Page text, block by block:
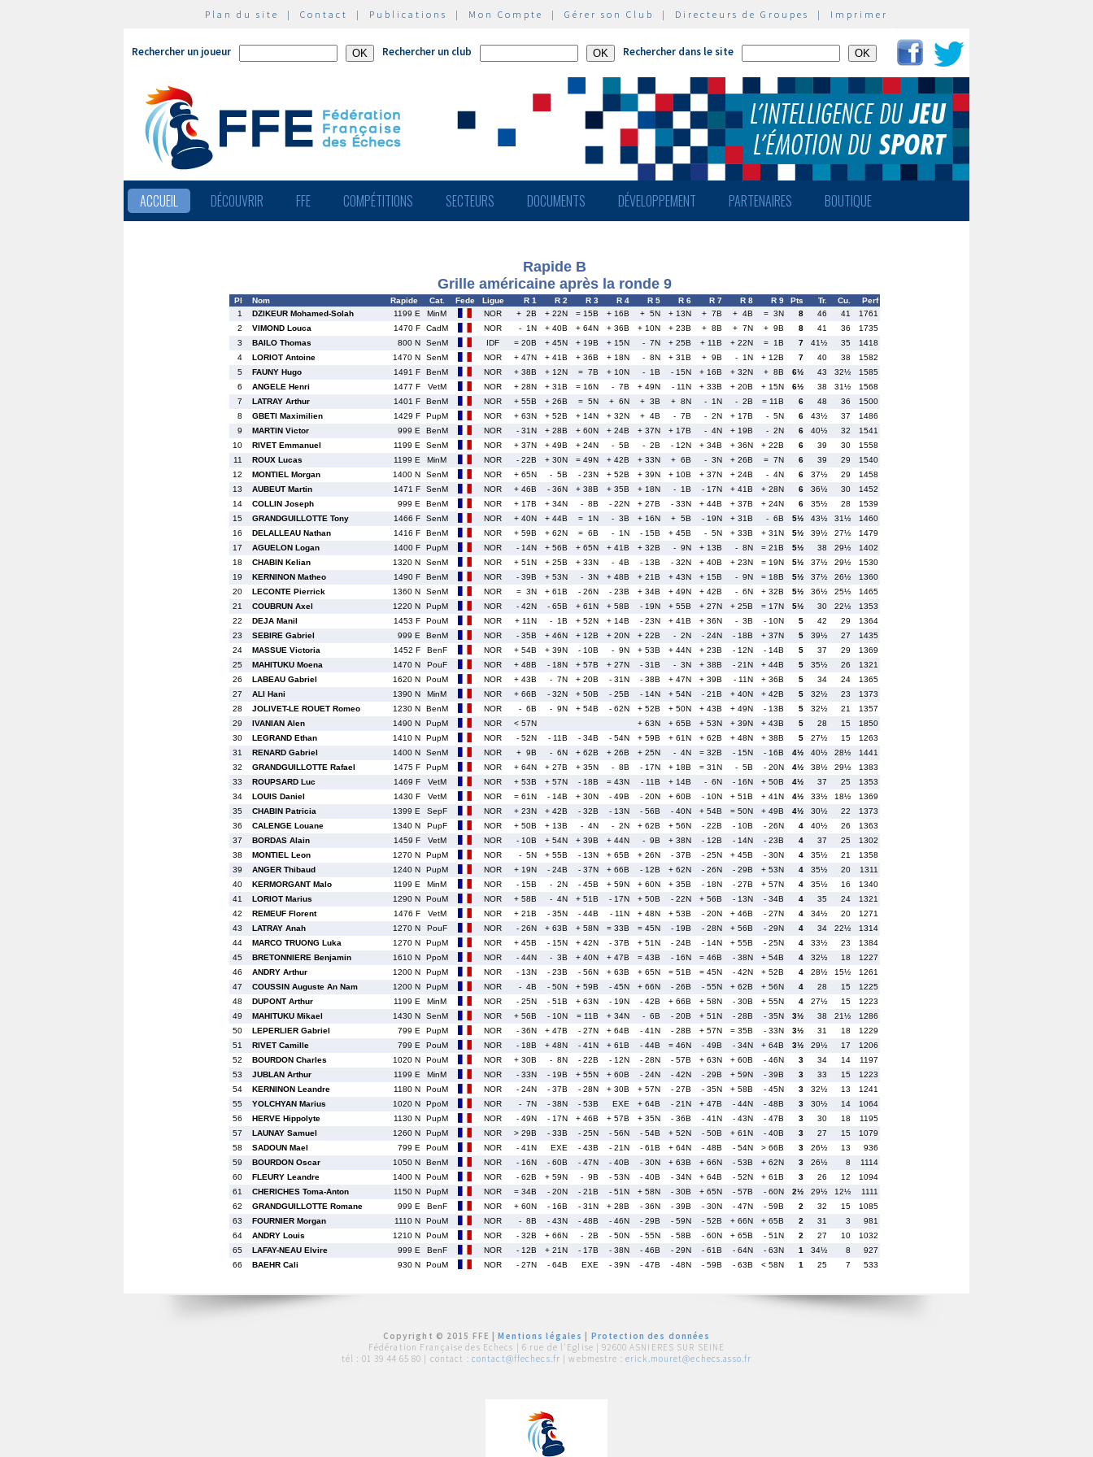
Plan du site | Contact | Publications | Mon Compte | Gérer son Club | Directeurs de Groupes | Imprimer
Rechercher un joueur Rechercher un club Rechercher dans le site
ACCUEIL DÉCOUVRIR FFE COMPÉTITIONS SECTEURS DOCUMENTS DÉVELOPPEMENT PARTENAIRES BOUTIQUE
Rapide B
Grille américaine après la ronde 9
Pl Nom Rapide Cat. Fede Ligue R 1 R 2 R 3 R 4 R 5 R 6 R 7 R 8 R 9 Pts Tr. Cu.
Perf
1
DZIKEUR Mohamed-Solah 1199 E MinM NOR + 2B + 22N = 15B + 16B + 5N + 13N + 7B + 4B = 3N 8 46 41
1761
2
VIMOND Louca 1470 F CadM NOR - 1N + 40B + 64N + 36B + 10N + 23B + 8B + 7N + 9B 8 41 36
1735
3
BAILO Thomas 800 N SenM IDF = 20B + 45N + 19B + 15N - 7N + 25B + 11B + 22N = 1B 7 41½ 35
1418
4
LORIOT Antoine 1470 N SenM NOR + 47N + 41B + 36B + 18N - 8N + 31B + 9B - 1N + 12B 7 40 38
1582
5
FAUNY Hugo 1491 F BenM NOR + 38B + 12N = 7B + 10N - 1B - 15N + 16B + 32N + 8B 6½ 43 32½
1585
6
ANGELE Henri 1477 F VetM NOR + 28N + 31B = 16N - 7B + 49N - 11N + 33B + 20B + 15N 6½ 38 31½
1568
7
LATRAY Arthur 1401 F BenM NOR + 55B + 26B = 5N + 6N + 3B + 8N - 1N - 2B = 11B 6 48 36
1500
8
GBETI Maximilien 1429 F PupM NOR + 63N + 52B + 14N + 32N + 4B - 7B - 2N + 17B - 5N 6 43½ 37
1486
9
MARTIN Victor 999 E BenM NOR - 31N + 28B + 60N + 24B + 37N + 17B - 4N + 19B - 2N 6 40½ 32
1541
10
RIVET Emmanuel 1199 E SenM NOR + 37N + 49B + 24N - 5B - 2B - 12N + 34B + 36N + 22B 6 39 30
1558
11
ROUX Lucas 1199 E MinM NOR - 22B + 30N = 49N + 42B + 33N + 6B - 3N + 26B = 7N 6 39 29
1540
12
MONTIEL Morgan 1400 N SenM NOR + 65N - 5B - 23N + 52B + 39N + 10B + 37N + 24B - 4N 6 37½ 29
1458
13
AUBEUT Martin 1471 F SenM NOR + 46B - 36N + 38B + 35B + 18N - 1B - 17N + 41B + 28N 6 36½ 30
1452
14
COLLIN Joseph 999 E BenM NOR + 17B + 34N - 8B - 22N + 27B - 33N + 44B + 37B + 24N 6 35½ 28
1539
15
GRANDGUILLOTTE Tony 1466 F SenM NOR + 40N + 44B = 1N - 3B + 16N + 5B - 19N + 31B - 6B 5½ 43½ 31½
1460
16
DELALLEAU Nathan 1416 F BenM NOR + 59B + 62N = 6B - 1N - 15B + 45B - 5N + 33B + 31N 5½ 39½ 27½
1479
17
AGUELON Logan 1400 F PupM NOR - 14N + 56B + 65N + 41B + 32B - 9N + 13B - 8N = 21B 5½ 38 29½
1402
18
CHABIN Kelian 1320 N SenM NOR + 51N + 25B + 33N - 4B - 13B - 32N + 40B + 23N = 19N 5½ 37½ 29½
1530
19
KERNINON Matheo 1490 F BenM NOR - 39B + 53N - 3N + 48B + 21B + 43N + 15B - 9N = 18B 5½ 37½ 26½
1360
20
LECONTE Pierrick 1360 N SenM NOR = 3N + 61B - 26N - 23B + 34B + 49N + 42B - 6N + 32B 5½ 36½ 25½
1465
21
COUBRUN Axel 1220 N PupM NOR - 42N - 65B + 61N + 58B - 19N + 55B + 27N + 25B = 17N 5½ 30 22½
1353
22
DEJA Manil 1453 F PouM NOR + 11N - 1B + 52N + 14B - 23N + 41B + 36N - 3B - 10N 5 42 29
1364
23
SEBIRE Gabriel 999 E BenM NOR - 35B + 46N + 12B + 20N + 22B - 2N - 24N - 18B + 37N 5 39½ 27
1435
24
MASSUE Victoria 1452 F BenF NOR + 54B + 39N - 10B - 9N + 53B + 44N + 23B - 12N - 14B 5 37 29
1369
25
MAHITUKU Moena 1470 N PouF NOR + 48B - 18N + 57B + 27N - 31B - 3N + 38B - 21N + 44B 5 35½ 26
1321
26
LABEAU Gabriel 1620 N PouM NOR + 43B - 7N + 20B - 31N - 38B + 47N + 39B - 11N + 36B 5 34 24
1365
27
ALI Hani 1390 N MinM NOR + 66B - 32N + 50B - 25B - 14N + 54N - 21B + 40N + 42B 5 32½ 23
1373
28
JOLIVET-LE ROUET Romeo 1230 N BenM NOR - 6B - 9N + 54B - 62N + 52B + 50N + 43B + 49N - 13B 5 32½ 21
1357
29
IVANIAN Alen 1490 N PupM NOR < 57N + 63N + 65B + 53N + 39N + 43B 5 28 15
1850
30
LEGRAND Ethan 1410 N PupM NOR - 52N - 11B - 34B - 54N + 59B + 61N + 62B + 48N + 38B 5 27½ 15
1263
31
RENARD Gabriel 1400 N SenM NOR + 9B - 6N + 62B + 26B + 25N - 4N = 32B - 15N - 16B 4½ 40½ 28½
1441
32
GRANDGUILLOTTE Rafael 1475 F PupM NOR + 64N + 27B + 35N - 8B - 17N + 18B = 31N - 5B - 20N 4½ 38½ 29½
1383
33
ROUPSARD Luc 1469 F VetM NOR + 53B + 57N - 18B = 43N - 11B + 14B - 6N - 16N + 50B 4½ 37 25
1353
34
LOUIS Daniel 1430 F VetM NOR = 61N - 14B + 30N - 49B - 20N + 60B - 10N + 51B + 41N 4½ 33½ 18½
1369
35
CHABIN Patricia 1399 E SepF NOR + 23N + 42B - 32B - 13N - 56B - 40N + 54B = 50N + 49B 4½ 30½ 22
1373
36
CALENGE Louane 1340 N PupF NOR + 50B + 13B - 4N - 2N + 62B + 56N - 22B - 10B - 26N 4 40½ 26
1363
37
BORDAS Alain 1459 F VetM NOR - 10B + 54N + 39B + 44N - 9B + 38N - 12B - 14N - 23B 4 37 25
1302
38
MONTIEL Leon 1270 N PupM NOR - 5N + 55B - 13N + 65B + 26N - 37B - 25N + 45B - 30N 4 35½ 21
1358
39
ANGER Thibaud 1240 N PupM NOR + 19N - 24B - 37N + 66B - 12B + 62N - 26N - 29B + 53N 4 35½ 20
1311
40
KERMORGANT Malo 1199 E MinM NOR - 15B - 2N - 45B + 59N + 60N + 35B - 18N - 27B + 57N 4 35½ 16
1340
41
LORIOT Marius 1290 N PouM NOR + 58B - 4N + 51B - 17N + 50B - 22N + 56B - 13N - 34B 4 35 24
1321
42
REMEUF Florent 1476 F VetM NOR + 21B - 35N - 44B - 11N + 48N + 53B - 20N + 46B - 27N 4 34½ 20
1271
43
LATRAY Anah 1270 N PouF NOR - 26N + 63B + 58N = 33B = 45N - 19B - 28N + 56B - 29N 4 34 22½
1314
44
MARCO TRUONG Luka 1270 N PupM NOR + 45B - 15N + 42N - 37B + 51N - 24B - 14N + 55B - 25N 4 33½ 23
1384
45
BRETONNIERE Benjamin 1610 N PpoM NOR - 44N - 3B + 40N + 47B = 43B - 16N = 46B - 38N + 54B 4 32½ 18
1227
46
ANDRY Arthur 1200 N PupM NOR - 13N - 23B - 56N + 63B + 65N = 51B = 45N - 42N + 52B 4 28½ 15½
1261
47
COUSSIN Auguste An Nam 1200 N PupM NOR - 4B - 50N + 59B - 45N + 66N - 26B - 55N + 62B + 56N 4 28 15
1225
48
DUPONT Arthur 1199 E MinM NOR - 25N - 51B + 63N - 19N - 42B + 66B + 58N - 30B + 55N 4 27½ 15
1223
49
MAHITUKU Mikael 1430 N SenM NOR + 56B - 10N = 11B + 34N - 6B - 20B + 51N - 28B - 35N 3½ 38 21½
1286
50
LEPERLIER Gabriel 799 E PupM NOR - 36N + 47B - 27N + 64B - 41N - 28B + 57N = 35B - 33N 3½ 31 18
1229
51
RIVET Camille 799 E PouM NOR - 18B + 48N - 41N + 61B - 44B = 46N - 49B - 34N + 64B 3½ 29½ 17
1206
52
BOURDON Charles 1020 N PouM NOR + 30B - 8N - 22B - 12N - 28N - 57B + 63N + 60B - 46N 3 34 14
1197
53
JUBLAN Arthur 1199 E MinM NOR - 33N - 19B + 55N + 60B - 24N - 42N - 29B + 59N - 39B 3 33 15
1223
54
KERNINON Leandre 1180 N PouM NOR - 24N - 37B - 28N + 30B + 57N - 27B - 35N + 58B - 45N 3 32½ 13
1241
55
YOLCHYAN Marius 1020 N PpoM NOR - 7N - 38N - 53B EXE + 64B - 21N + 47B - 44N - 48B 3 30½ 14
1064
56
HERVE Hippolyte 1130 N PupM NOR - 49N - 17N + 46B + 57B + 35N - 36B - 41N - 43N - 47B 3 30 18
1195
57
LAUNAY Samuel 1260 N PupM NOR > 29B - 33B - 25N - 56N - 54B + 52N - 50B + 61N - 40B 3 27 15
1079
58
SADOUN Mael 799 E PouM NOR - 41N EXE - 43B - 21N - 61B + 64N - 48B - 54N > 66B 3 26½ 13
936
59
BOURDON Oscar 1050 N BenM NOR - 16N - 60B - 47N - 40B - 30N + 63B + 66N - 53B + 62N 3 26½ 8
1114
60
FLEURY Leandre 1400 N PouM NOR - 62B + 59N - 9B - 53N - 40B - 34N + 64B - 52N + 61B 3 26 12
1094
61
CHERICHES Toma-Anton 1150 N PupM NOR = 34B - 20N - 21B - 51N + 58N - 30B + 65N - 57B - 60N 2½ 29½ 12½
1111
62
GRANDGUILLOTTE Romane 999 E BenF NOR + 60N - 16B - 31N + 28B - 36N - 39B - 30N - 47N - 59B 2 32 15
1085
63
FOURNIER Morgan 1110 N PouM NOR - 8B - 43N - 48B - 46N - 29B - 59N - 52B + 66N + 65B 2 31 3
981
64
ANDRY Louis 1210 N PouM NOR - 32B + 66N - 2B - 50N - 55N - 58B - 60N + 65B - 51N 2 27 10
1032
65
LAFAY-NEAU Elvire 999 E BenF NOR - 12B + 21N - 17B - 38N - 46B - 29N - 61B - 64N - 63N 1 34½ 8
927
66
BAEHR Cali 930 N PouM NOR - 27N - 64B EXE - 39N - 47B - 48N - 59B - 63B < 58N 1 25 7 533
Copyright © 2015 FFE |Mentions légales
Protection des données
Fédération Française des Echecs | 6 rue de l'Eglise | 92600 ASNIERES SUR SEINE
tél : 01 39 44 65 80 | contact : contact@ffechecs.fr | webmestre : erick.mouret@echecs.asso.fr